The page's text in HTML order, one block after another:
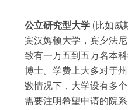
公立研究型大学 (比如威
宾汉姆顿大学，宾夕法
致有一万五到五万名本
博士。学费上大多对于
数情况下，大学设有多
需要注明希望申请的院